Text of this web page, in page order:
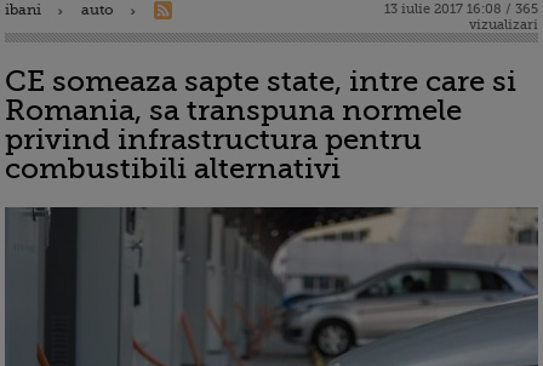
ibani auto
13 iulie 2017 16:08 / 365
vizualizari
CE someaza sapte state, intre care si
Romania, sa transpuna normele
privind infrastructura pentru
combustibili alternativi